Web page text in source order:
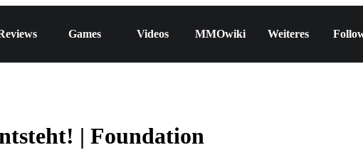
Games Videos MMOwiki Weiteres
| Foundation